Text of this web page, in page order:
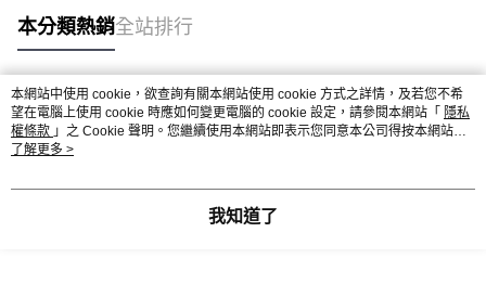
本分類熱銷全站排行
熱門標籤
本網站中使用 cookie，欲查詢有關本網站使用 cookie 方式之詳情，及若您不希
望在電腦上使用 cookie 時應如何變更電腦的 cookie 設定，請參閱本網站「 隱私
權條款 」之 Cookie 聲明。您繼續使用本網站即表示您同意本公司得按本網站使
用條款之 Cookie 聲明使用 cookie。
了解更多 >
我知道了